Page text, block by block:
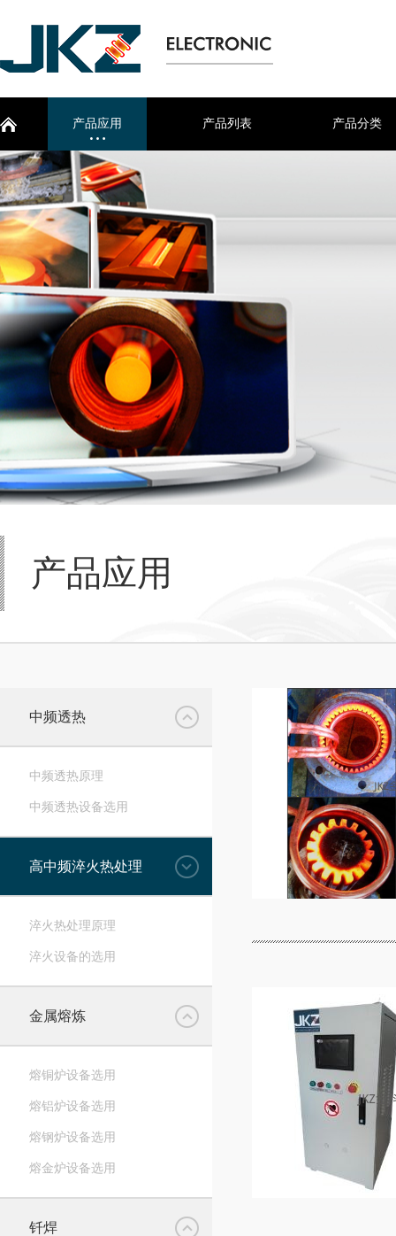
产品应用 产品列表 产品分类
产品应用
中频透热
中频透热原理
中频透热设备选用
高中频淬火热处理
淬火热处理原理
淬火设备的选用
金属熔炼
熔铜炉设备选用
熔铝炉设备选用
熔钢炉设备选用
熔金炉设备选用
钎焊